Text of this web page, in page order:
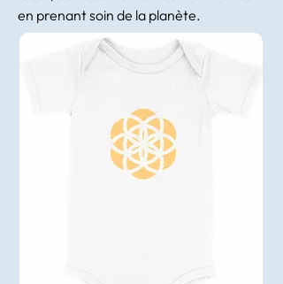
en prenant soin de la planète.